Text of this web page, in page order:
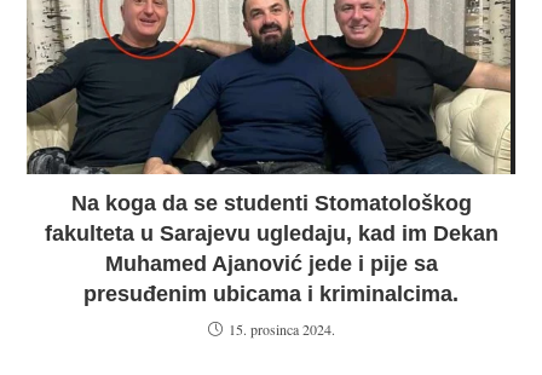
Na koga da se studenti Stomatološkog
fakulteta u Sarajevu ugledaju, kad im Dekan
Muhamed Ajanović jede i pije sa
presuđenim ubicama i kriminalcima.
15. prosinca 2024.